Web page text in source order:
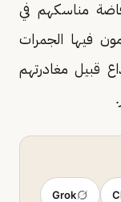
مناسكهم في
فيها الجمرات
قبيل مغادرتهم
Grok